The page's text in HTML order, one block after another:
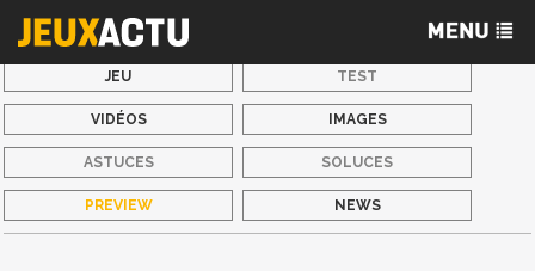
JEU TEST
VIDÉOS IMAGES
ASTUCES SOLUCES
PREVIEW NEWS